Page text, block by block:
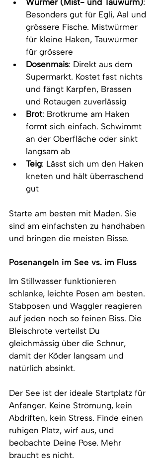
Würmer (Mist- und Tauwurm):
Besonders gut für Egli, Aal und
grössere Fische. Mistwürmer
für kleine Haken, Tauwürmer
für grössere
Dosenmais: Direkt aus dem
Supermarkt. Kostet fast nichts
und fängt Karpfen, Brassen
und Rotaugen zuverlässig
Brot: Brotkrume am Haken
formt sich einfach. Schwimmt
an der Oberfläche oder sinkt
langsam ab
Teig: Lässt sich um den Haken
kneten und hält überraschend
gut
Starte am besten mit Maden. Sie
sind am einfachsten zu handhaben
und bringen die meisten Bisse.
Posenangeln im See vs. im Fluss
Im Stillwasser funktionieren
schlanke, leichte Posen am besten.
Stabposen und Waggler reagieren
auf jeden noch so feinen Biss. Die
Bleischrote verteilst Du
gleichmässig über die Schnur,
damit der Köder langsam und
natürlich absinkt.
Der See ist der ideale Startplatz für
Anfänger. Keine Strömung, kein
Abdriften, kein Stress. Finde einen
ruhigen Platz, wirf aus, und
beobachte Deine Pose. Mehr
braucht es nicht.